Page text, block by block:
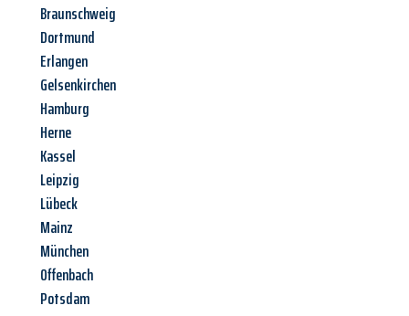
Braunschweig
Dortmund
Erlangen
Gelsenkirchen
Hamburg
Herne
Kassel
Leipzig
Lübeck
Mainz
München
Offenbach
Potsdam